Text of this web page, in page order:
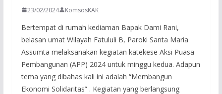
23/02/2024 KomsosKAK
Bertempat di rumah kediaman Bapak Dami Rani,
belasan umat Wilayah Fatululi B, Paroki Santa Maria
Assumta melaksanakan kegiatan katekese Aksi Puasa
Pembangunan (APP) 2024 untuk minggu kedua. Adapun
tema yang dibahas kali ini adalah “Membangun
Ekonomi Solidaritas” . Kegiatan yang berlangsung